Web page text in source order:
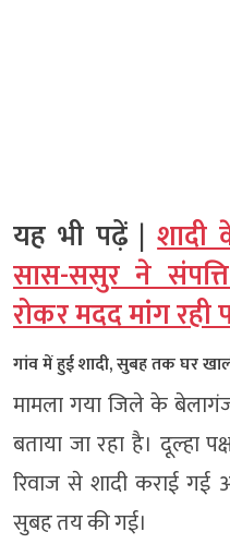
यह भी पढ़ें |
सास-ससुर ने
रोकर मदद मांग रही
गांव में हुई शादी, सुबह तक घर
मामला गया जिले के बेलागंज
बताया जा रहा है। दूल्हा
रिवाज से शादी कराई
सुबह तय की गई।